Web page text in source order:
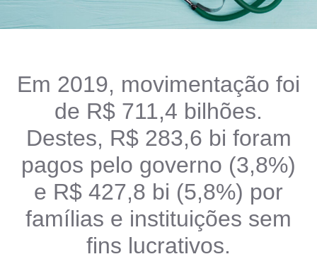
Em 2019, movimentação foi
de R$ 711,4 bilhões.
Destes, R$ 283,6 bi foram
pagos pelo governo (3,8%)
e R$ 427,8 bi (5,8%) por
famílias e instituições sem
fins lucrativos.